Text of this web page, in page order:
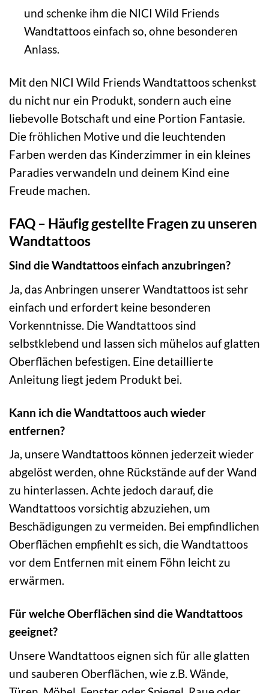
und schenke ihm die NICI Wild Friends
Wandtattoos einfach so, ohne besonderen
Anlass.
Mit den NICI Wild Friends Wandtattoos schenkst
du nicht nur ein Produkt, sondern auch eine
liebevolle Botschaft und eine Portion Fantasie.
Die fröhlichen Motive und die leuchtenden
Farben werden das Kinderzimmer in ein kleines
Paradies verwandeln und deinem Kind eine
Freude machen.
FAQ – Häufig gestellte Fragen zu unseren
Wandtattoos
Sind die Wandtattoos einfach anzubringen?
Ja, das Anbringen unserer Wandtattoos ist sehr
einfach und erfordert keine besonderen
Vorkenntnisse. Die Wandtattoos sind
selbstklebend und lassen sich mühelos auf glatten
Oberflächen befestigen. Eine detaillierte
Anleitung liegt jedem Produkt bei.
Kann ich die Wandtattoos auch wieder
entfernen?
Ja, unsere Wandtattoos können jederzeit wieder
abgelöst werden, ohne Rückstände auf der Wand
zu hinterlassen. Achte jedoch darauf, die
Wandtattoos vorsichtig abzuziehen, um
Beschädigungen zu vermeiden. Bei empfindlichen
Oberflächen empfiehlt es sich, die Wandtattoos
vor dem Entfernen mit einem Föhn leicht zu
erwärmen.
Für welche Oberflächen sind die Wandtattoos
geeignet?
Unsere Wandtattoos eignen sich für alle glatten
und sauberen Oberflächen, wie z.B. Wände,